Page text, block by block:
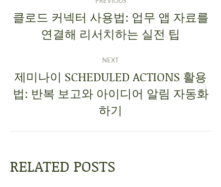
클로드 커넥터 사용법: 업무 앱 자료를
연결해 리서치하는 실전 팁
NEXT
제미나이 SCHEDULED ACTIONS 활용
법: 반복 보고와 아이디어 알림 자동화
하기
RELATED POSTS